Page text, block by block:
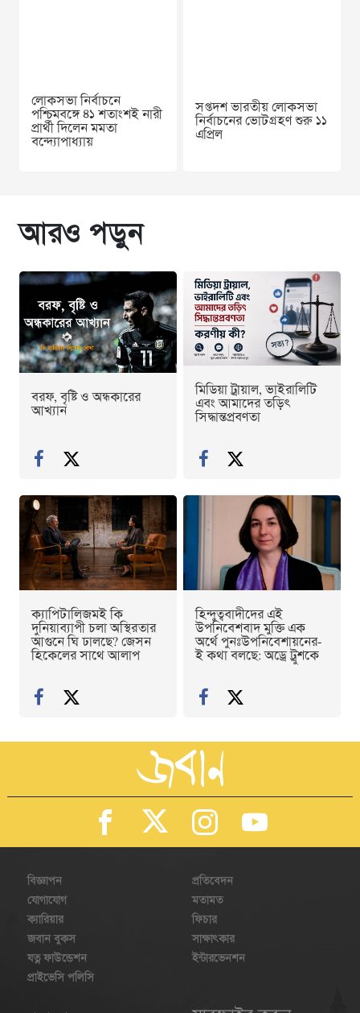
লোকসভা নির্বাচনে
পশ্চিমবঙ্গে ৪১ শতাংশই নারী
প্রার্থী দিলেন মমতা
বন্দ্যোপাধ্যায়
সপ্তদশ ভারতীয় লোকসভা
নির্বাচনের ভোটগ্রহণ শুরু ১১
এপ্রিল
আরও পড়ুন
বরফ, বৃষ্টি ও অন্ধকারের
আখ্যান
মিডিয়া ট্রায়াল, ভাইরালিটি
এবং আমাদের তড়িৎ
সিদ্ধান্তপ্রবণতা
ক্যাপিটালিজমই কি
দুনিয়াব্যাপী চলা অস্থিরতার
আগুনে ঘি ঢালছে? জেসন
হিকেলের সাথে আলাপ
হিন্দুত্ববাদীদের এই
উপনিবেশবাদ মুক্তি এক
অর্থে পুনঃউপনিবেশায়নের-
ই কথা বলছে: অড্রে ট্রুশকে
বিজ্ঞাপন
যোগাযোগ
ক্যারিয়ার
জবান বুকস
যত্ন ফাউন্ডেশন
প্রাইভেসি পলিসি
প্রতিবেদন
মতামত
ফিচার
সাক্ষাৎকার
ইন্টারভেনশন